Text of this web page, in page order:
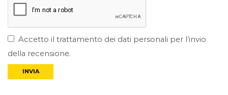
Accetto il trattamento dei dati personali per l’invio
della recensione.